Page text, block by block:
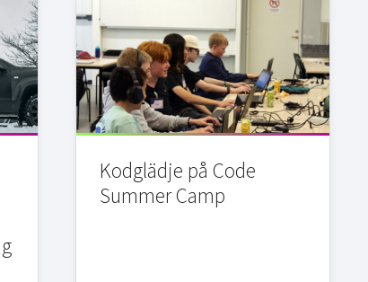
Kodglädje på Code
Summer Camp